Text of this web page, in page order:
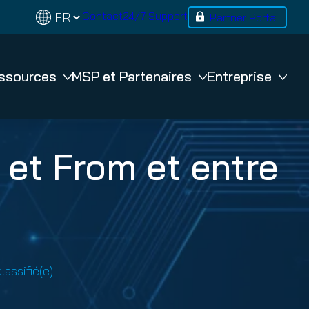
Contact24/7 Support Partner Portal
365 Total Backup
VM Backup
MSP et Partenaires Entreprise
From et entre